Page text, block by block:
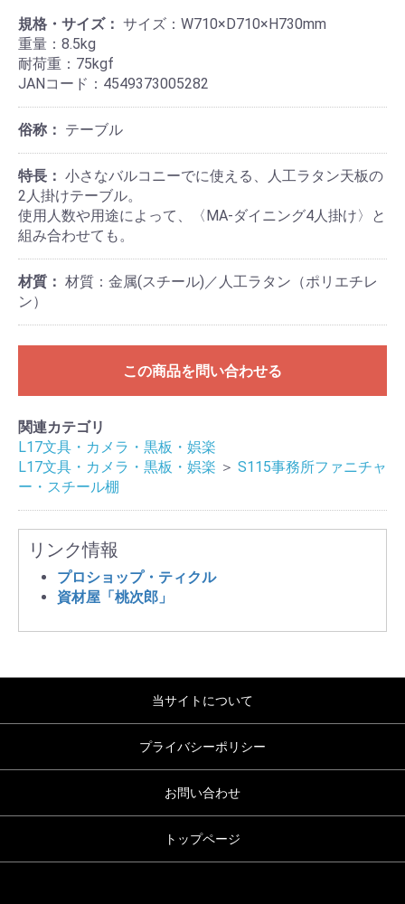
規格・サイズ： サイズ：W710×D710×H730mm
重量：8.5kg
耐荷重：75kgf
JANコード：4549373005282
俗称： テーブル
特長： 小さなバルコニーでに使える、人工ラタン天板の
2人掛けテーブル。
使用人数や用途によって、〈MA-ダイニング4人掛け〉と
組み合わせても。
材質： 材質：金属(スチール)／人工ラタン（ポリエチレ
ン）
この商品を問い合わせる
関連カテゴリ
L17文具・カメラ・黒板・娯楽
L17文具・カメラ・黒板・娯楽 ＞ S115事務所ファニチャ
ー・スチール棚
リンク情報
プロショップ・ティクル
資材屋「桃次郎」
当サイトについて
プライバシーポリシー
お問い合わせ
トップページ